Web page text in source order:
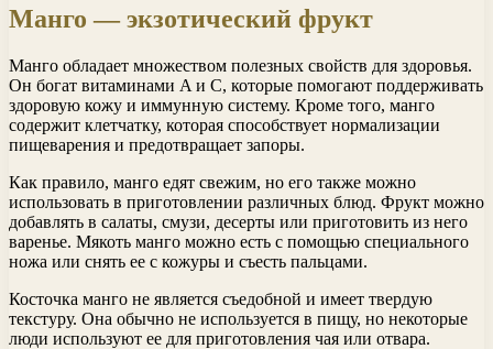
Манго — экзотический фрукт
Манго обладает множеством полезных свойств для здоровья.
Он богат витаминами A и C, которые помогают поддерживать
здоровую кожу и иммунную систему. Кроме того, манго
содержит клетчатку, которая способствует нормализации
пищеварения и предотвращает запоры.
Как правило, манго едят свежим, но его также можно
использовать в приготовлении различных блюд. Фрукт можно
добавлять в салаты, смузи, десерты или приготовить из него
варенье. Мякоть манго можно есть с помощью специального
ножа или снять ее с кожуры и съесть пальцами.
Косточка манго не является съедобной и имеет твердую
текстуру. Она обычно не используется в пищу, но некоторые
люди используют ее для приготовления чая или отвара.